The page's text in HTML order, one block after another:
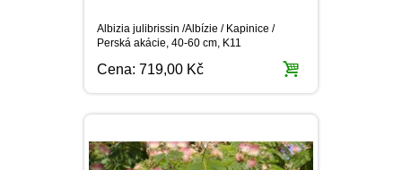
VITÁLKA
EURYOPS